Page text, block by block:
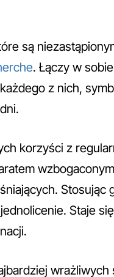
są
. Łączy w
z nich,
korzyści z
Stosując
Staje się
wrażliwych